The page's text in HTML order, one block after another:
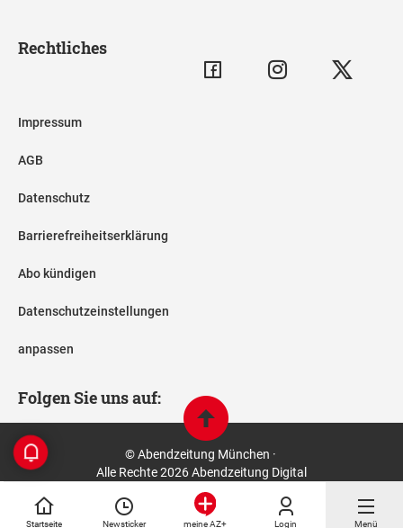
Startseite Newsticker meine AZ+ Login Menü
Rechtliches
Impressum
AGB
Datenschutz
Barrierefreiheitserklärung
Abo kündigen
Datenschutzeinstellungen
anpassen
Folgen Sie uns auf:
© Abendzeitung München ·
Alle Rechte 2026 Abendzeitung Digital